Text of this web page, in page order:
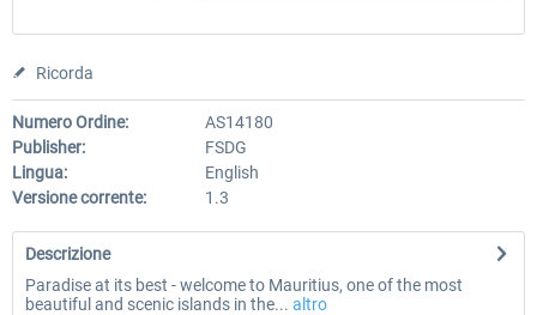
Ricorda
Numero Ordine:
AS14180
Publisher:
FSDG
Lingua:
English
Versione corrente:
1.3
Descrizione
Paradise at its best - welcome to Mauritius, one of the most
beautiful and scenic islands in the... altro